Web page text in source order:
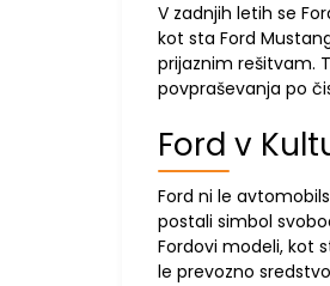
V zadnjih letih se
kot sta Ford
prijaznim rešitvam.
povpraševanja po
Ford v
Ford ni le
postali simbol
Fordovi modeli, kot
le prevozno